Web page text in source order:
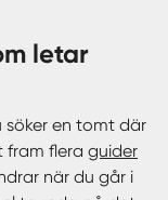
en tomt där
fram flera guider
när du går i